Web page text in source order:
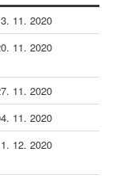
11. 2020
11. 2020
11. 2020
11. 2020
12. 2020